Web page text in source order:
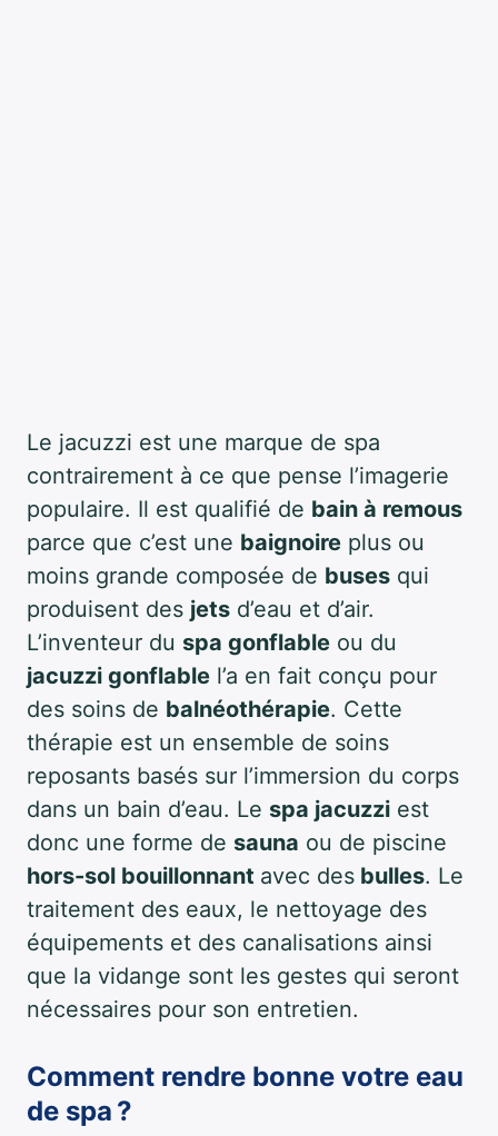
Le jacuzzi est une marque de spa
contrairement à ce que pense l’imagerie
populaire. Il est qualifié de bain à remous
parce que c’est une baignoire plus ou
moins grande composée de buses qui
produisent des jets d’eau et d’air.
L’inventeur du spa gonflable ou du
jacuzzi gonflable l’a en fait conçu pour
des soins de balnéothérapie. Cette
thérapie est un ensemble de soins
reposants basés sur l’immersion du corps
dans un bain d’eau. Le spa jacuzzi est
donc une forme de sauna ou de piscine
hors-sol bouillonnant avec des bulles. Le
traitement des eaux, le nettoyage des
équipements et des canalisations ainsi
que la vidange sont les gestes qui seront
nécessaires pour son entretien.
Comment rendre bonne votre eau
de spa ?